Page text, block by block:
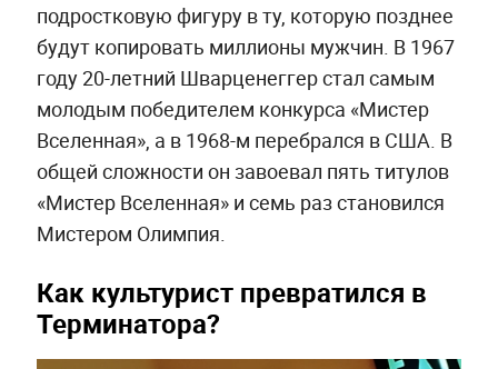
подростковую фигуру в ту, которую позднее
будут копировать миллионы мужчин. В 1967
году 20-летний Шварценеггер стал самым
молодым победителем конкурса «Мистер
Вселенная», а в 1968-м перебрался в США. В
общей сложности он завоевал пять титулов
«Мистер Вселенная» и семь раз становился
Мистером Олимпия.
Как культурист превратился в
Терминатора?